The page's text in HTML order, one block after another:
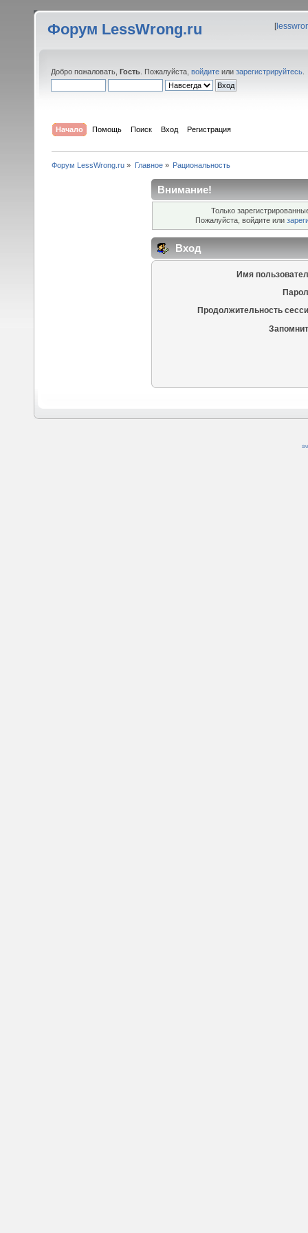
Форум LessWrong.ru [
Добро пожаловать, Гость . Пожалуйста, войдите или зарегистрируйтесь
Начало Помощь Поиск Вход Регистрация
Форум LessWrong.ru » Главное» Рациональность
Внимание!
Только
Пожалуйста, войдите или
Вход
Имя
Продолжительность